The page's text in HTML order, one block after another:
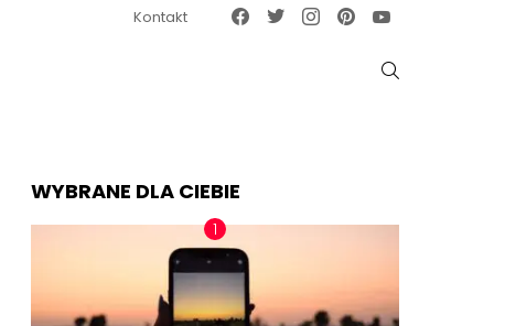
Kontakt Facebook
TwitterInstagram
WYBRANE DLA CIEBIE